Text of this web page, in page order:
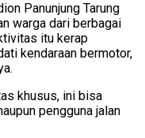
Panunjung Tarung
warga dari berbagai
itu kerap
kendaraan bermotor,
khusus, ini bisa
pengguna jalan